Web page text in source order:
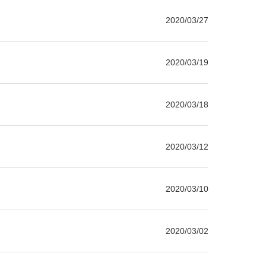
2020/03/27
2020/03/19
2020/03/18
2020/03/12
2020/03/10
2020/03/02